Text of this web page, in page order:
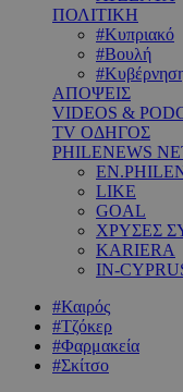
ΠΟΛΙΤΙΚΗ
#Κυπριακό
#Βουλή
ΑΠΟΨΕΙΣ
VIDEOS &
TV ΟΔΗΓΟΣ
PHILENEWS
LIKE
GOAL
ΧΡΥΣΕΣ
KARIERA
IN-
#Καιρός
#Τζόκερ
#Φαρμακεία
#Σκίτσο